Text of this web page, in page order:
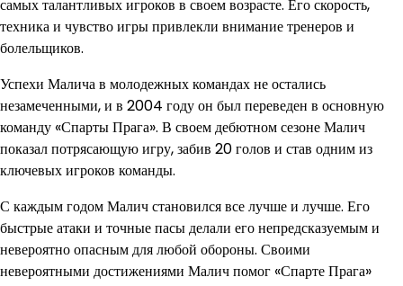
самых талантливых игроков в своем возрасте. Его скорость,
техника и чувство игры привлекли внимание тренеров и
болельщиков.
Успехи Малича в молодежных командах не остались
незамеченными, и в 2004 году он был переведен в основную
команду «Спарты Прага». В своем дебютном сезоне Малич
показал потрясающую игру, забив 20 голов и став одним из
ключевых игроков команды.
С каждым годом Малич становился все лучше и лучше. Его
быстрые атаки и точные пасы делали его непредсказуемым и
невероятно опасным для любой обороны. Своими
невероятными достижениями Малич помог «Спарте Прага»